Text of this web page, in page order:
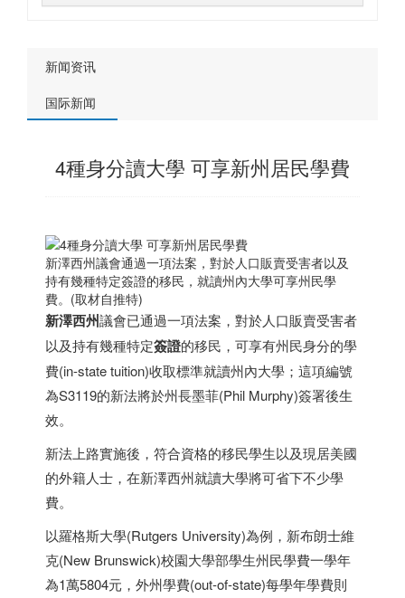
新闻资讯
国际新闻
4種身分讀大學 可享新州居民學費
新澤西州議會通過一項法案，對於人口販賣受害者以及
持有幾種特定簽證的移民，就讀州內大學可享州民學
費。(取材自推特)
新澤西州議會已通過一項法案，對於人口販賣受害者
以及持有幾種特定簽證的移民，可享有州民身分的學
費(in-state tuition)收取標準就讀州內大學；這項編號
為S3119的新法將於州長墨菲(Phil Murphy)簽署後生
效。
新法上路實施後，符合資格的移民學生以及現居美國
的外籍人士，在新澤西州就讀大學將可省下不少學
費。
以羅格斯大學(Rutgers University)為例，新布朗士維
克(New Brunswick)校園大學部學生州民學費一學年
為1萬5804元，外州學費(out-of-state)每學年學費則